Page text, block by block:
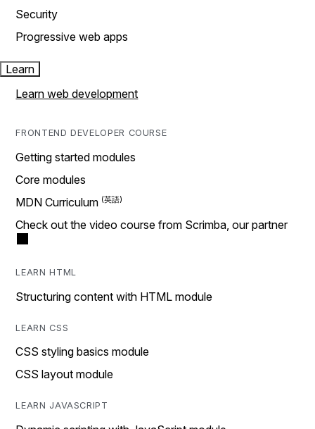
Security
Progressive web apps
Learn
Learn web development
FRONTEND DEVELOPER COURSE
Getting started modules
Core modules
MDN Curriculum
Check out the video course from Scrimba, our partner
LEARN HTML
Structuring content with HTML module
LEARN CSS
CSS styling basics module
CSS layout module
LEARN JAVASCRIPT